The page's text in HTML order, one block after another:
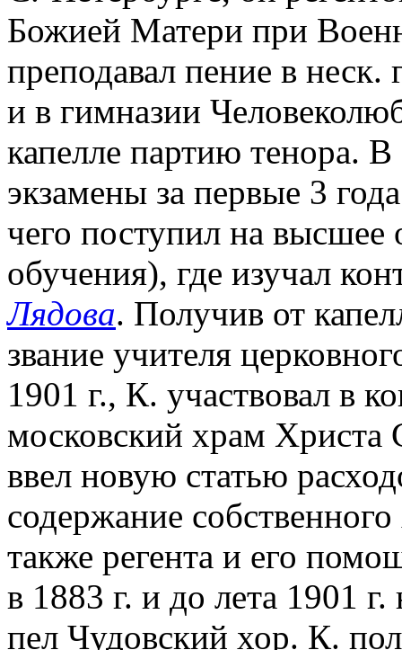
Божией Матери при
преподавал пение в
и в гимназии
капелле партию тенора. В
экзамены за первые 3
чего поступил на
обучения), где изучал
Лядова. Получив от
звание учителя
1901 г., К. участвовал в
московский храм
ввел новую статью
содержание
также регента и его
в 1883 г. и до лета 1901
пел Чудовский хор. К.